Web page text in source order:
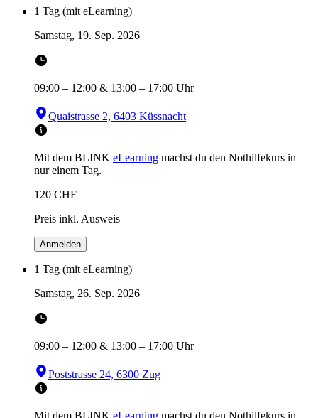
1 Tag (mit eLearning)
Samstag, 19. Sep. 2026
09:00 – 12:00 & 13:00 – 17:00 Uhr
Quaistrasse 2, 6403 Küssnacht
Mit dem BLINK eLearning machst du den Nothilfekurs in
nur einem Tag.
120 CHF
Preis inkl. Ausweis
Anmelden
1 Tag (mit eLearning)
Samstag, 26. Sep. 2026
09:00 – 12:00 & 13:00 – 17:00 Uhr
Poststrasse 24, 6300 Zug
Mit dem BLINK eLearning machst du den Nothilfekurs in